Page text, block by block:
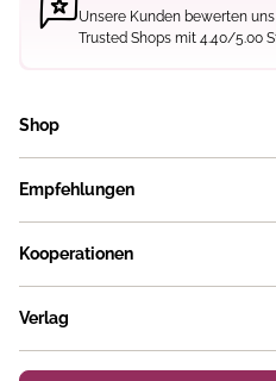
Unsere Kunden bewerten
Trusted Shops mit 4.40/5.00
Shop
Empfehlungen
Kooperationen
Verlag